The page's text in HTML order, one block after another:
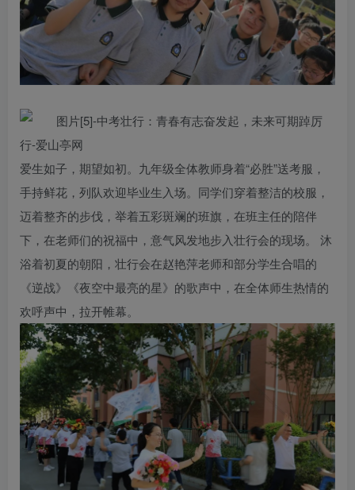
爱生如子，期望如初。九年级全体教师身着“必胜”送考服，
手持鲜花，列队欢迎毕业生入场。同学们穿着整洁的校服，
迈着整齐的步伐，举着五彩斑斓的班旗，在班主任的陪伴
下，在老师们的祝福中，意气风发地步入壮行会的现场。 沐
浴着初夏的朝阳，壮行会在赵艳萍老师和部分学生合唱的
《逆战》《夜空中最亮的星》的歌声中，在全体师生热情的
欢呼声中，拉开帷幕。